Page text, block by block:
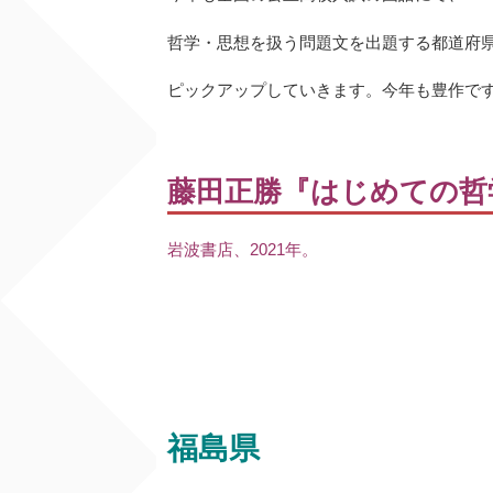
哲学・思想を扱う問題文を出題する都道府
ピックアップしていきます。今年も豊作で
藤田正勝『はじめての哲
岩波書店、2021年。
福島県